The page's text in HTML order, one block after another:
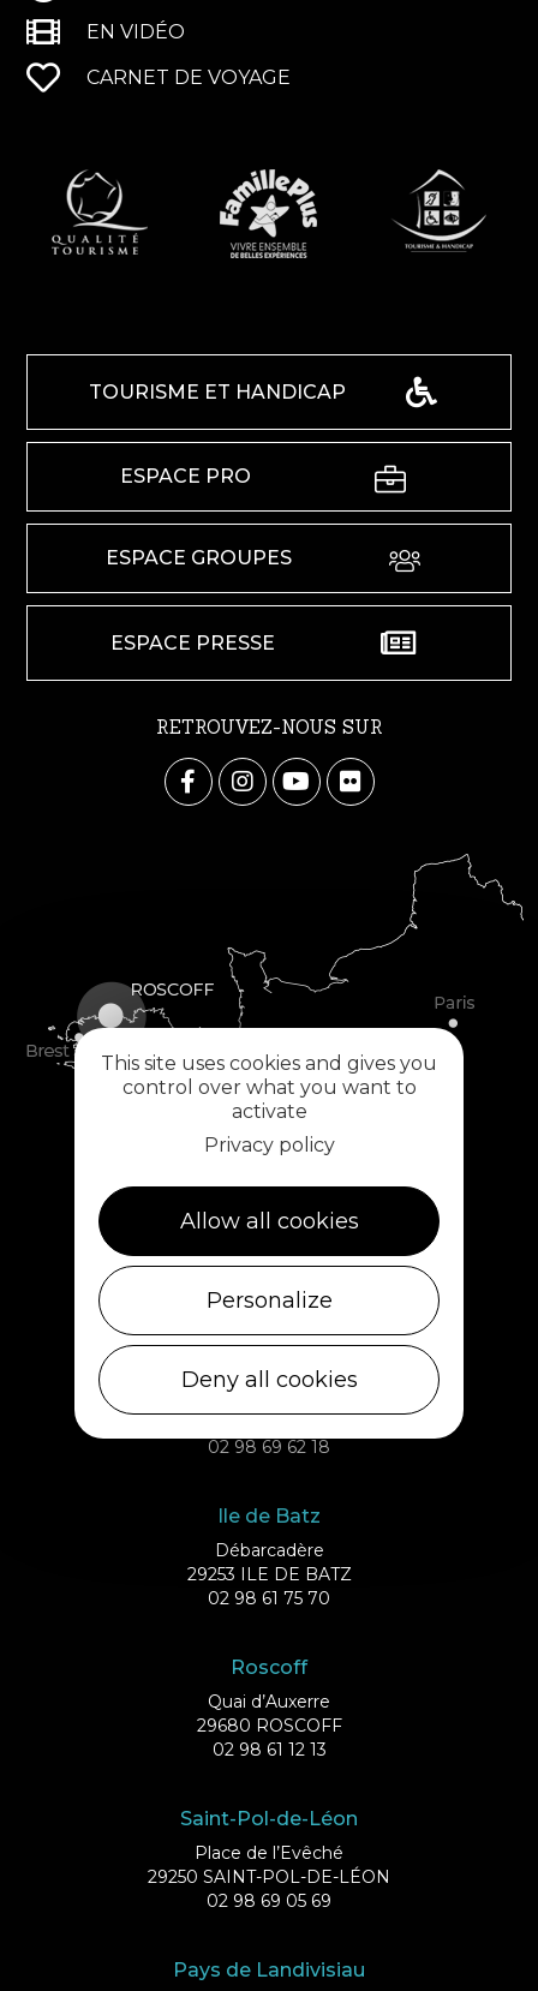
EN VIDÉO
CARNET DE VOYAGE
TOURISME ET HANDICAP
ESPACE PRO
ESPACE GROUPES
ESPACE PRESSE
RETROUVEZ-NOUS SUR
5, rue des Halles
02 98 69 62 18
Ile de Batz
Débarcadère
29253 ILE DE BATZ
02 98 61 75 70
Roscoff
Quai d’Auxerre
29680 ROSCOFF
02 98 61 12 13
Saint-Pol-de-Léon
Place de l’Evêché
29250 SAINT-POL-DE-LÉON
02 98 69 05 69
Pays de Landivisiau
This site uses cookies and gives you
control over what you want to
activate
Privacy policy
Allow all cookies
Personalize
Deny all cookies